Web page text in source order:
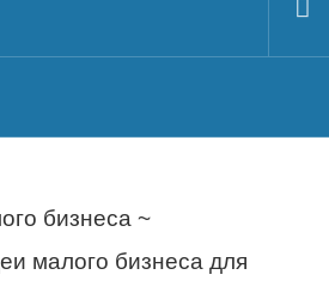
бизнеса ~
малого бизнеса для